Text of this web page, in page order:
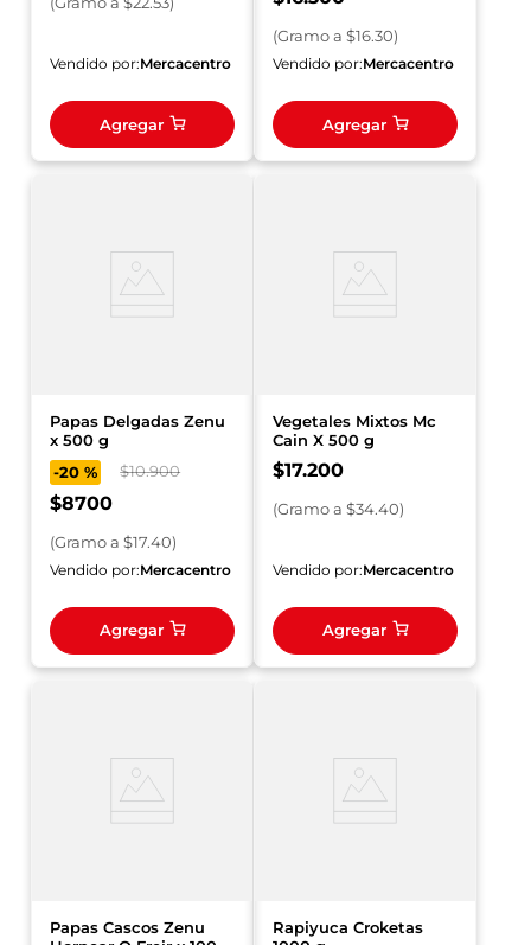
Vendido por:Mercacentro
Agregar
(Gramoa $16.30)
Vendido por:Mercacentro
Agregar
Papas Delgadas Zenu
x 500 g
-20 % $10.900
$8700
(Gramoa $17.40)
Vendido por:Mercacentro
Agregar
Vegetales Mixtos Mc
Cain X 500 g
$17.200
(Gramoa $34.40)
Vendido por:Mercacentro
Agregar
Papas Cascos Zenu
Rapiyuca Croketas